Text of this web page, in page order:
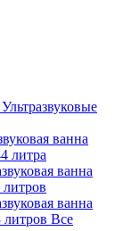
Ультразвуковые
ванна
литра
ванна
ванна
литров Все